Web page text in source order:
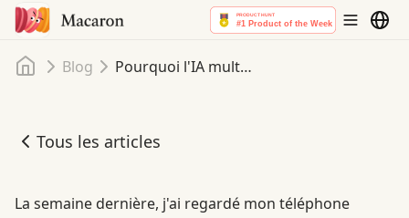
Accueil
Blog Pourquoi l'IA multimodale change tout (pas seulement pour les développeurs)
Tous les articles
Pourquoi l'IA multimodale change tout (pas seulement
La semaine dernière, j'ai regardé mon téléphone